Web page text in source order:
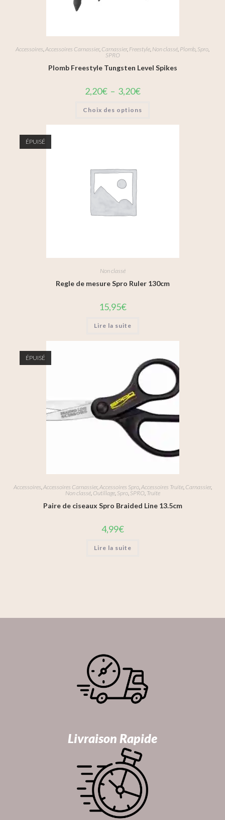
Accessoires Accessoires Carnassier, Carnassier, Freestyle Non classé Plomb Spro
SPRO
Plomb Freestyle Tungsten Level Spikes
2,20€ – 3,20€
Choix des options
ÉPUISÉ
Non classé
Regle de mesure Spro Ruler 130cm
15,95€
Lire la suite
ÉPUISÉ
Accessoires Accessoires Carnassier, Accessoires Spro, Accessoires Truite, Carnassier,
Non classé, Outillage, Spro, SPRO, Truite
Paire de ciseaux Spro Braided Line 13.5cm
4,99€
Lire la suite
Livraison Rapide